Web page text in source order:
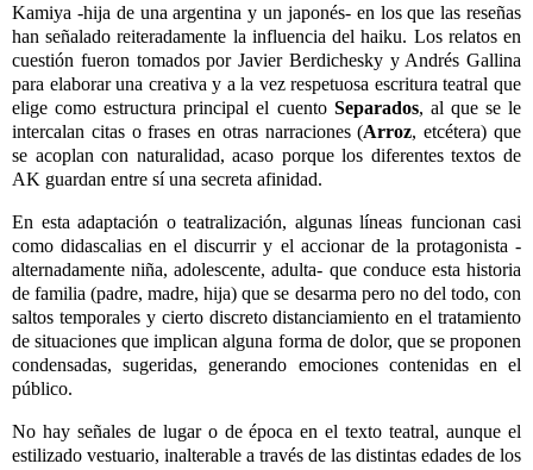
Kamiya -hija de una argentina y un japonés- en los que las reseñas
han señalado reiteradamente la influencia del haiku. Los relatos en
cuestión fueron tomados por Javier Berdichesky y Andrés Gallina
para elaborar una creativa y a la vez respetuosa escritura teatral que
elige como estructura principal el cuento Separados, al que se le
intercalan citas o frases en otras narraciones (Arroz, etcétera) que
se acoplan con naturalidad, acaso porque los diferentes textos de
AK guardan entre sí una secreta afinidad.
En esta adaptación o teatralización, algunas líneas funcionan casi
como didascalias en el discurrir y el accionar de la protagonista -
alternadamente niña, adolescente, adulta- que conduce esta historia
de familia (padre, madre, hija) que se desarma pero no del todo, con
saltos temporales y cierto discreto distanciamiento en el tratamiento
de situaciones que implican alguna forma de dolor, que se proponen
condensadas, sugeridas, generando emociones contenidas en el
público.
No hay señales de lugar o de época en el texto teatral, aunque el
estilizado vestuario, inalterable a través de las distintas edades de los